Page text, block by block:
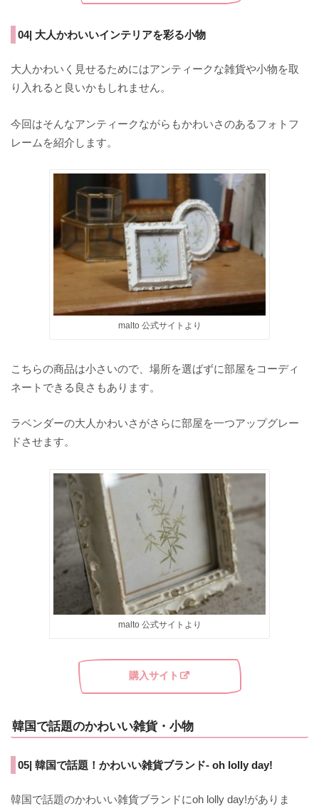
04| 大人かわいいインテリアを彩る小物
大人かわいく見せるためにはアンティークな雑貨や小物を取
り入れると良いかもしれません。
今回はそんなアンティークながらもかわいさのあるフォトフ
レームを紹介します。
malto 公式サイトより
こちらの商品は小さいので、場所を選ばずに部屋をコーディ
ネートできる良さもあります。
ラベンダーの大人かわいさがさらに部屋を一つアップグレー
ドさせます。
malto 公式サイトより
購入サイト
韓国で話題のかわいい雑貨・小物
05| 韓国で話題！かわいい雑貨ブランド- oh lolly day!
韓国で話題のかわいい雑貨ブランドにoh lolly day!がありま